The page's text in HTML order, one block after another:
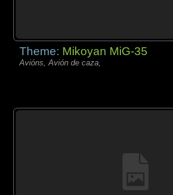
Theme: Mikoyan MiG-35
Avións, Avión de caza,